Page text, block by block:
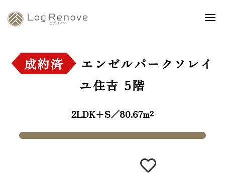
成約済
エンゼルパークソレイ
ユ住吉 5階
2LDK+S／80.67m²